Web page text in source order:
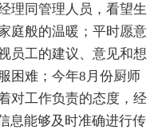
理同管理人员，看望生
庭般的温暖；平时愿意
员工的建议、意见和想
困难；今年8月份厨师
对工作负责的态度，经
息能够及时准确进行传